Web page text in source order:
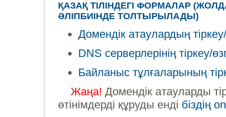
ҚАЗАҚ ТІЛІНДЕГІ ФОРМАЛАР
ӘЛІПБИІНДЕ ТОЛТЫРЫЛАДЫ)
Домендік атаулардың
DNS серверлерінің
Байланыс тұлғаларының
Жаңа! Домендік атауларды
өтінімдерді құруды енді біздің